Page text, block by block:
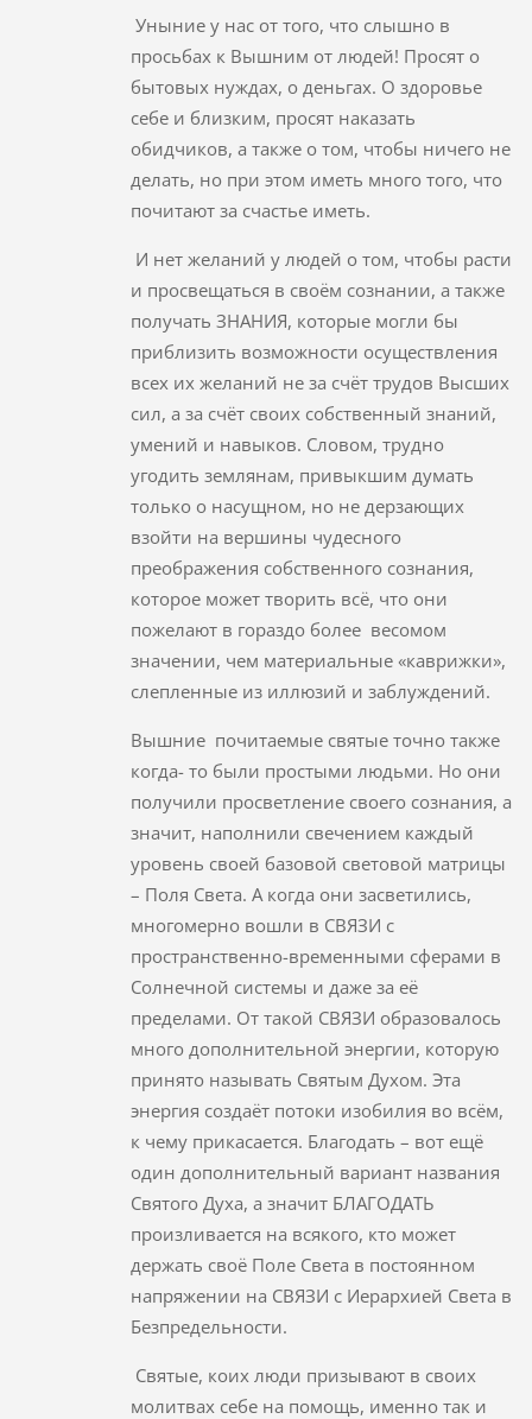
Уныние у нас от того, что слышно в
просьбах к Вышним от людей! Просят о
бытовых нуждах, о деньгах. О здоровье
себе и близким, просят наказать
обидчиков, а также о том, чтобы ничего не
делать, но при этом иметь много того, что
почитают за счастье иметь.
И нет желаний у людей о том, чтобы расти
и просвещаться в своём сознании, а также
получать ЗНАНИЯ, которые могли бы
приблизить возможности осуществления
всех их желаний не за счёт трудов Высших
сил, а за счёт своих собственный знаний,
умений и навыков. Словом, трудно
угодить землянам, привыкшим думать
только о насущном, но не дерзающих
взойти на вершины чудесного
преображения собственного сознания,
которое может творить всё, что они
пожелают в гораздо более весомом
значении, чем материальные «каврижки»,
слепленные из иллюзий и заблуждений.
Вышние почитаемые святые точно также
когда- то были простыми людьми. Но они
получили просветление своего сознания, а
значит, наполнили свечением каждый
уровень своей базовой световой матрицы
– Поля Света. А когда они засветились,
многомерно вошли в СВЯЗИ с
пространственно-временными сферами в
Солнечной системы и даже за её
пределами. От такой СВЯЗИ образовалось
много дополнительной энергии, которую
принято называть Святым Духом. Эта
энергия создаёт потоки изобилия во всём,
к чему прикасается. Благодать – вот ещё
один дополнительный вариант названия
Святого Духа, а значит БЛАГОДАТЬ
произливается на всякого, кто может
держать своё Поле Света в постоянном
напряжении на СВЯЗИ с Иерархией Света в
Безпредельности.
Святые, коих люди призывают в своих
молитвах себе на помощь, именно так и